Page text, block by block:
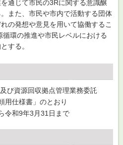
通じて市民の3Rに関する意識醸
また、市民や市内で活動する団体
の発想や意見を用いて協働するこ
環の推進や市民レベルにおける
する。
び資源回収拠点管理業務委託
用仕様書」のとおり
令和9年3月31日まで